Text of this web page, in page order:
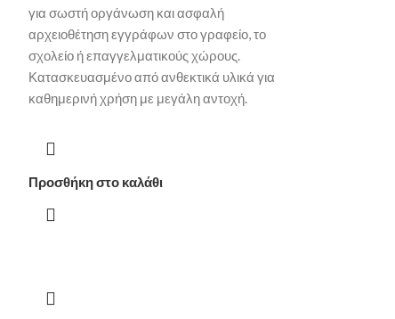
για σωστή οργάνωση και ασφαλή
αρχειοθέτηση εγγράφων στο γραφείο, το
σχολείο ή επαγγελματικούς χώρους.
Κατασκευασμένο από ανθεκτικά υλικά για
καθημερινή χρήση με μεγάλη αντοχή.
Προσθήκη στο καλάθι